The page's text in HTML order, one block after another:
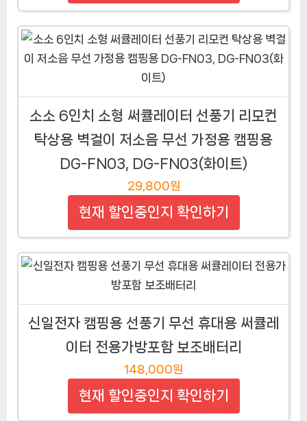
소소 6인치 소형 써큘레이터 선풍기 리모컨
탁상용 벽걸이 저소음 무선 가정용 캠핑용
DG-FN03, DG-FN03(화이트)
29,800원
현재 할인중인지 확인하기
신일전자 캠핑용 선풍기 무선 휴대용 써큘레
이터 전용가방포함 보조배터리
148,000원
현재 할인중인지 확인하기